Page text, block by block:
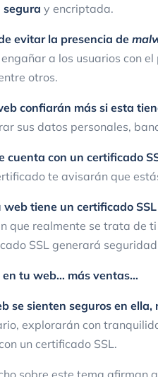
segura y encriptada.
evitar la presencia de
a los usuarios con
otros.
confiarán más si esta
sus datos personales,
con un certificado
te avisarán que
web tiene un certificado
realmente se trata de ti
SSL generará
en tu web… más ventas…
se sienten seguros en
explorarán con
un certificado SSL.
sobre este tema afirman